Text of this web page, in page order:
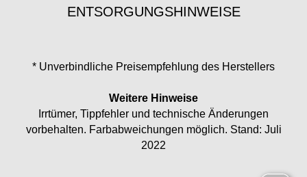
ENTSORGUNGSHINWEISE
* Unverbindliche Preisempfehlung des Herstellers
Weitere Hinweise
Irrtümer, Tippfehler und technische Änderungen
vorbehalten. Farbabweichungen möglich. Stand: Juli
2022